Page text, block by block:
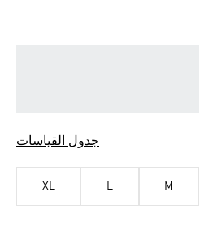
جدول القياسات
M
L
XL